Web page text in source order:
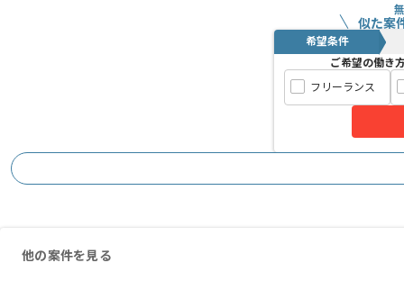
似た案
希望条件
ご希望の働き
フリーランス
他の案件を見る